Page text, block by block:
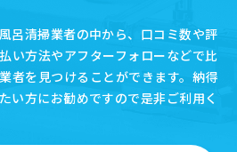
呂清掃業者の中から、口コミ数や評
い方法やアフターフォローなどで比
者を見つけることができます。納得
い方にお勧めですので是非ご利用く